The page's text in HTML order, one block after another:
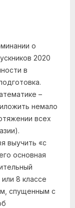
о
2020
в
–
немало
всех
выучить «с
основная
8 классе
спущенным с